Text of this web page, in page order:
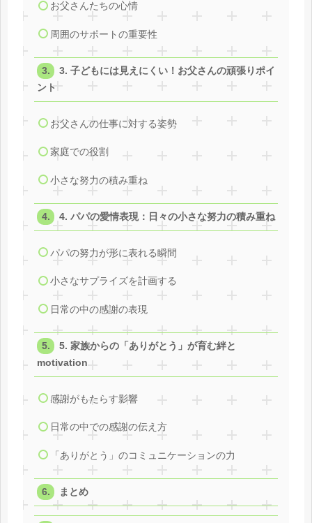
お父さんたちの心情
周囲のサポートの重要性
3. 子どもには見えにくい！お父さんの頑張りポイ
ント
お父さんの仕事に対する姿勢
家庭での役割
小さな努力の積み重ね
4. パパの愛情表現：日々の小さな努力の積み重ね
パパの努力が形に表れる瞬間
小さなサプライズを計画する
日常の中の感謝の表現
5. 家族からの「ありがとう」が育む絆と
motivation
感謝がもたらす影響
日常の中での感謝の伝え方
「ありがとう」のコミュニケーションの力
まとめ